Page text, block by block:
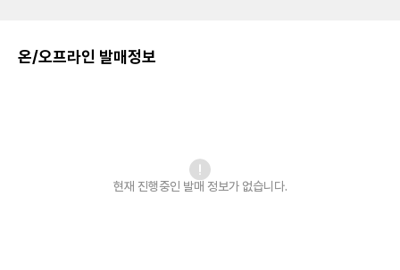
온/오프라인 발매정보
현재 진행중인 발매 정보가 없습니다.